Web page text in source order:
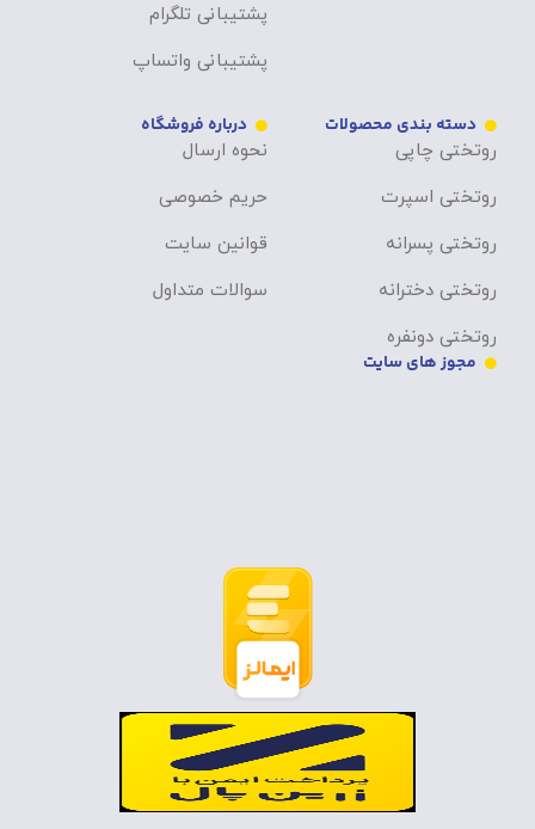
پشتیبانی تلگرام
پشتیبانی واتساپ
دسته بندی محصولات
روتختی چاپی
روتختی اسپرت
روتختی پسرانه
روتختی دخترانه
روتختی دونفره
درباره فروشگاه
نحوه ارسال
حریم خصوصی
قوانین سایت
سوالات متداول
مجوز های سایت